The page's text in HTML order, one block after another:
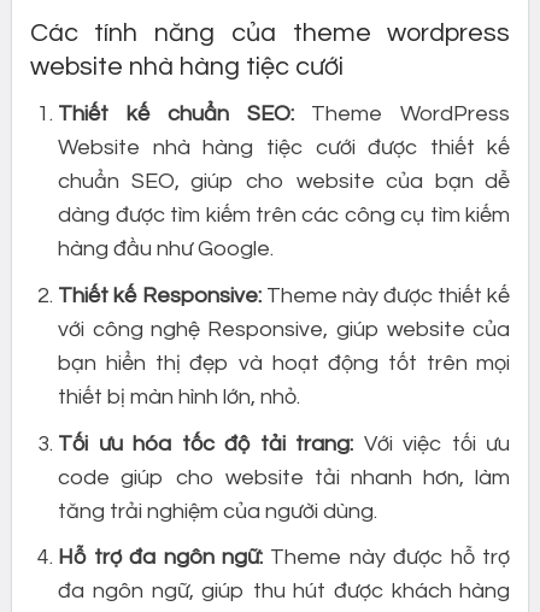
Các tính năng của theme wordpress
website nhà hàng tiệc cưới
Thiết kế chuẩn SEO:Theme WordPress
Website nhà hàng tiệc cưới được thiết kế
chuẩn SEO, giúp cho website của bạn dễ
dàng được tìm kiếm trên các công cụ tìm kiếm
hàng đầu như Google.
Thiết kế Responsive:Theme này được thiết kế
với công nghệ Responsive, giúp website của
bạn hiển thị đẹp và hoạt động tốt trên mọi
thiết bị màn hình lớn, nhỏ.
Tối ưu hóa tốc độ tải trang: Với việc tối ưu
code giúp cho website tải nhanh hơn, làm
tăng trải nghiệm của người dùng.
Hỗ trợ đa ngôn ngữ: Theme này được hỗ trợ
đa ngôn ngữ, giúp thu hút được khách hàng